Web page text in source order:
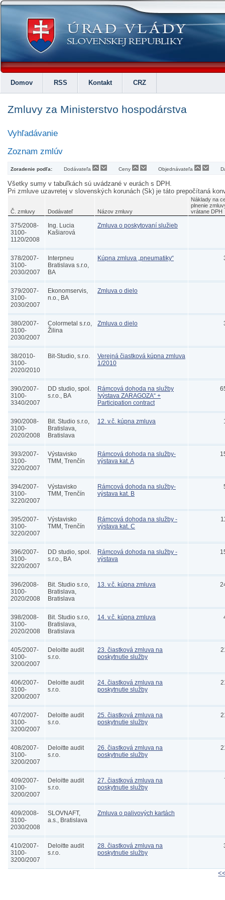
Domov RSS Kontakt CRZ
Zmluvy za Ministerstvo hospodárstva
Vyhľadávanie
Zoznam zmlúv
Zoradenie podľa: Dodávateľa Ceny Objednávateľa
Všetky sumy v tabuľkách sú uvádzané v eurách s DPH.
Pri zmluve uzavretej v slovenských korunách (Sk) je táto prepočítaná
Č. zmluvy Dodávateľ Názov zmluvy
Náklady na
plnenie
vrátane DPH
375/2008-
3100-
1120/2008
Ing. Lucia
Kašiarová
Zmluva o poskytovaní služieb
378/2007-
3100-
2030/2007
Interpneu
Bratislava s.r.o,
BA
Kúpna zmluva „pneumatiky“
379/2007-
3100-
2030/2007
Ekonomservis,
n.o., BA
Zmluva o dielo
380/2007-
3100-
2030/2007
Colormetal s.r.o,
Žilina
Zmluva o dielo
38/2010-
3100-
2020/2010
Bit-Studio, s.r.o.
Verejná čiastková kúpna zmluva
1/2010
390/2007-
3100-
3340/2007
DD studio, spol.
s.r.o., BA
Rámcová dohoda na služby
!výstava ZARAGOZA“ +
Participation contract
390/2008-
3100-
2020/2008
Bit. Studio s.r.o,
Bratislava,
Bratislava
12. v.č. kúpna zmluva
393/2007-
3100-
3220/2007
Výstavisko
TMM, Trenčín
Rámcová dohoda na služby-
výstava kat. A
394/2007-
3100-
3220/2007
Výstavisko
TMM, Trenčín
Rámcová dohoda na služby-
výstava kat. B
395/2007-
3100-
3220/2007
Výstavisko
TMM, Trenčín
Rámcová dohoda na služby -
výstava kat. C
396/2007-
3100-
3220/2007
DD studio, spol.
s.r.o., BA
Rámcová dohoda na služby -
výstava
396/2008-
3100-
2020/2008
Bit. Studio s.r.o,
Bratislava,
Bratislava
13. v.č. kúpna zmluva
398/2008-
3100-
2020/2008
Bit. Studio s.r.o,
Bratislava,
Bratislava
14. v.č. kúpna zmluva
405/2007-
3100-
3200/2007
Deloitte audit
s.r.o.
23. čiastková zmluva na
poskytnutie služby
406/2007-
3100-
3200/2007
Deloitte audit
s.r.o.
24. čiastková zmluva na
poskytnutie služby
407/2007-
3100-
3200/2007
Deloitte audit
s.r.o.
25. čiastková zmluva na
poskytnutie služby
408/2007-
3100-
3200/2007
Deloitte audit
s.r.o.
26. čiastková zmluva na
poskytnutie služby
409/2007-
3100-
3200/2007
Deloitte audit
s.r.o.
27. čiastková zmluva na
poskytnutie služby
409/2008-
3100-
2030/2008
SLOVNAFT,
a.s., Bratislava
Zmluva o palivových kartách
410/2007-
3100-
3200/2007
Deloitte audit
s.r.o.
28. čiastková zmluva na
poskytnutie služby